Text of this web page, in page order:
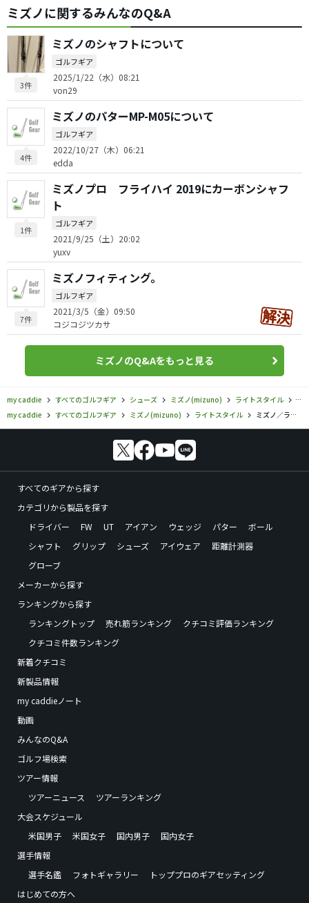
ミズノに関するみんなのQ&A
3件
ミズノのシャフトについて
ゴルフギア
2025/1/22（水）08:21
von29
4件
ミズノのパターMP-M05について
ゴルフギア
2022/10/27（木）06:21
edda
1件
ミズノプロ フライハイ 2019にカーボンシャフ
ト
ゴルフギア
2021/9/25（土）20:02
yuxv
7件
ミズノフィティング。
ゴルフギア
2021/3/5（金）09:50
コジコジツカサ
ミズノのQ&Aをもっと見る
my caddie すべてのゴルフギア シューズ ミズノ(mizuno) ライトスタイル
ミ
my caddie
すべてのゴルフギア ミズノ(mizuno) ライトスタイル ミズノ／ライトスタイル／ライトスタイル019 ゴルフシューズの口コミ評価
すべてのギアから探す
カテゴリから製品を探す
ドライバー
FW UT アイアン ウェッジ パター
ボール
シャフト
グリップ シューズ アイウェア
距離計測器
グローブ
メーカーから探す
ランキングから探す
ランキングトップ
売れ筋ランキング
クチコミ評価ランキング
クチコミ件数ランキング
新着クチコミ
新製品情報
my caddieノート
動画
みんなのQ&A
ゴルフ場検索
ツアー情報
ツアーニュース
ツアーランキング
大会スケジュール
米国男子
米国女子 国内男子
国内女子
選手情報
選手名鑑
フォトギャラリー
トッププロのギアセッティング
はじめての方へ